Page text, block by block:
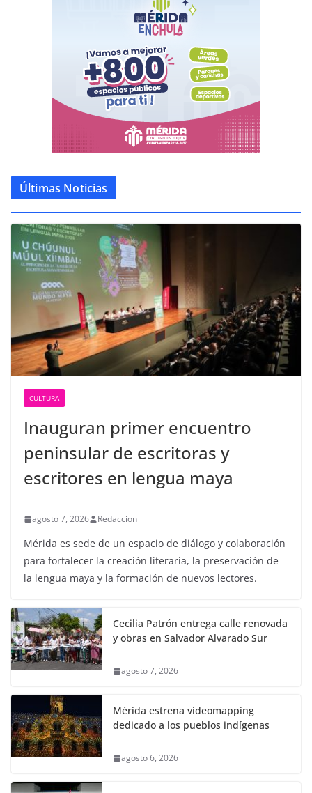
Últimas Noticias
CULTURA
Inauguran primer encuentro
peninsular de escritoras y
escritores en lengua maya
agosto 7, 2026 Redaccion
Mérida es sede de un espacio de diálogo y colaboración
para fortalecer la creación literaria, la preservación de
la lengua maya y la formación de nuevos lectores.
Cecilia Patrón entrega calle renovada
y obras en Salvador Alvarado Sur
agosto 7, 2026
Mérida estrena videomapping
dedicado a los pueblos indígenas
agosto 6, 2026